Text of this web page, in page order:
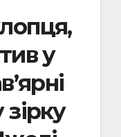
у
зірку